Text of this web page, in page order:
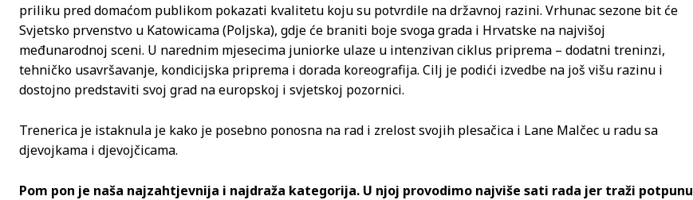
priliku pred domaćom publikom pokazati kvalitetu koju su potvrdile na državnoj razini. Vrhunac sezone bit će
Svjetsko prvenstvo u Katowicama (Poljska), gdje će braniti boje svoga grada i Hrvatske na najvišoj
međunarodnoj sceni. U narednim mjesecima juniorke ulaze u intenzivan ciklus priprema – dodatni treninzi,
tehničko usavršavanje, kondicijska priprema i dorada koreografija. Cilj je podići izvedbe na još višu razinu i
dostojno predstaviti svoj grad na europskoj i svjetskoj pozornici.
Trenerica je istaknula je kako je posebno ponosna na rad i zrelost svojih plesačica i Lane Malčec u radu sa
djevojkama i djevojčicama.
Pom pon je naša najzahtjevnija i najdraža kategorija. U njoj provodimo najviše sati rada jer traži potpunu